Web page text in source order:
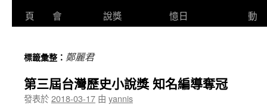
頁
會
說獎
憶日
動
標籤彙整： 鄭麗君
第三屆台灣歷史小說獎 知名編導奪冠
發表於2018-03-17 由 yannis